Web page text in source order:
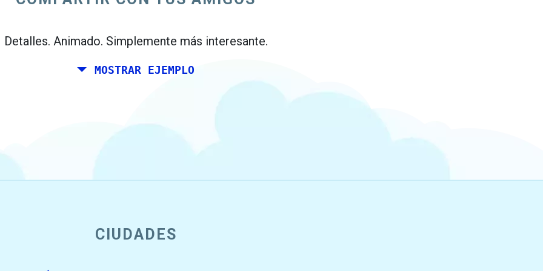
Detalles. Animado. Simplemente más interesante.
MOSTRAR EJEMPLO
CIUDADES